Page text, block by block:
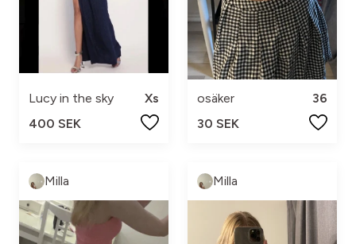
Lucy in the sky
Xs
400 SEK
osäker
36
30 SEK
Milla Milla